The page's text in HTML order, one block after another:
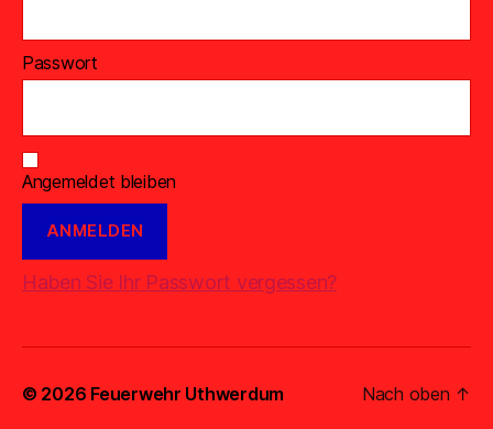
Passwort
Angemeldet bleiben
Haben Sie Ihr Passwort vergessen?
© 2026 Feuerwehr Uthwerdum Nach oben ↑